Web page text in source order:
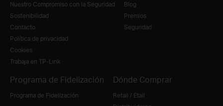
Nuestro Compromiso con la Seguridad
Sostenibilidad
Contacto
Política de privacidad
Cookies
Trabaja en TP-Link
Blog
Premios
Seguridad
Programa de Fidelización
Programa de Fidelización
Dónde Comprar
Retail / Etail